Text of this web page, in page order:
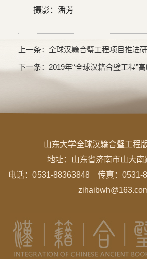
摄影：潘芳
上一条： 全球汉籍合璧工程项目推进
下一条： 2019年“全球汉籍合璧工程”
山东大学全球汉籍合璧工程
地址： 山东省济南市山大南
电话：0531-88363848 传真：0531-